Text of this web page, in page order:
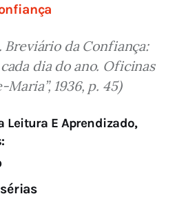
Breviário da Confiança:
dia do ano. Oficinas
Maria”, 1936, p. 45)
Leitura E Aprendizado,